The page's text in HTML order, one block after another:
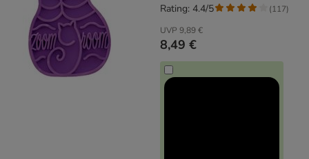
UVP 9,89 €
8,49 €
Rating: 4.4/5 (117)